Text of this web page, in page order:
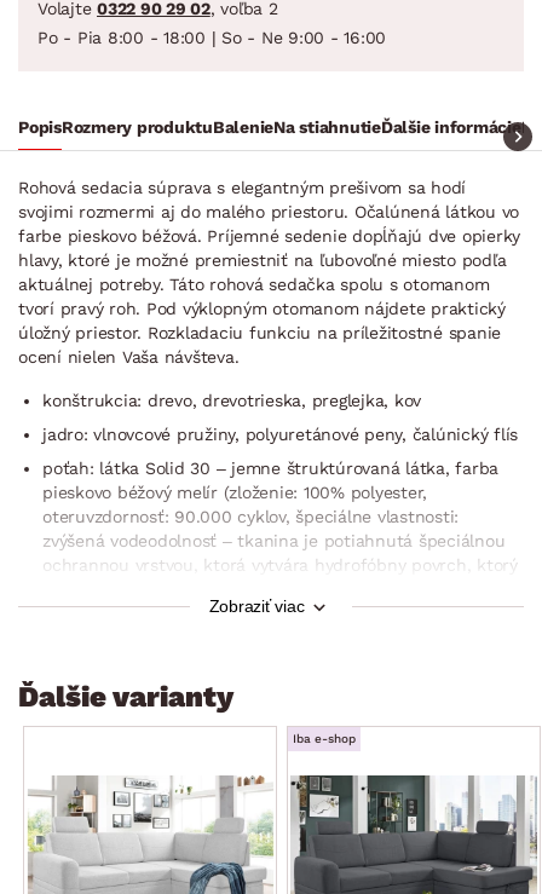
Volajte 0322 90 29 02, voľba 2
Po - Pia 8:00 - 18:00 | So - Ne 9:00 - 16:00
PopisRozmery produktuBalenieNa stiahnutieĎalšie informácie
Rohová sedacia súprava s elegantným prešivom sa hodí
svojimi rozmermi aj do malého priestoru. Očalúnená látkou vo
farbe pieskovo béžová. Príjemné sedenie dopĺňajú dve opierky
hlavy, ktoré je možné premiestniť na ľubovoľné miesto podľa
aktuálnej potreby. Táto rohová sedačka spolu s otomanom
tvorí pravý roh. Pod výklopným otomanom nájdete praktický
úložný priestor. Rozkladaciu funkciu na príležitostné spanie
ocení nielen Vaša návšteva.
konštrukcia: drevo, drevotrieska, preglejka, kov
jadro: vlnovcové pružiny, polyuretánové peny, čalúnický flís
poťah: látka Solid 30 – jemne štruktúrovaná látka, farba
pieskovo béžový melír (zloženie: 100% polyester,
oteruvzdornosť: 90.000 cyklov, špeciálne vlastnosti:
zvýšená vodeodolnosť – tkanina je potiahnutá špeciálnou
ochrannou vrstvou, ktorá vytvára hydrofóbny povrch, ktorý
okamžitej absorpcii vody cez tkaninu, čím sa kvapalina
odfiltrovanie rozliatej kvapaliny)
vrátane potiahnutia zadnej časti (možné umiestnenie aj
elegantný prešiv poťahu
rohový pôdorys – pravý roh (otoman umiestnený vpravo)
ľavá podrúčka
sedák: stredne mäkký
Zobraziť viac
Ďalšie varianty
Iba e-shop